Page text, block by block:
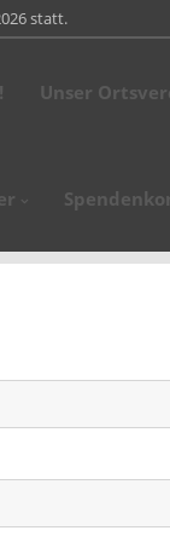
statt.
Unser